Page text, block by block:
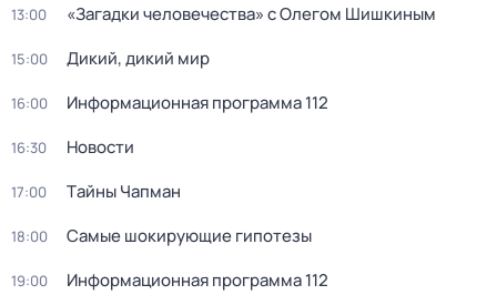
13:00 «Загадки человечества» с Олегом Шишкиным
15:00 Дикий, дикий мир
16:00 Информационная программа 112
16:30 Новости
17:00 Тaйны Чапман
18:00 Самые шoкиpующие гипотезы
19:00 Информационная программа 112